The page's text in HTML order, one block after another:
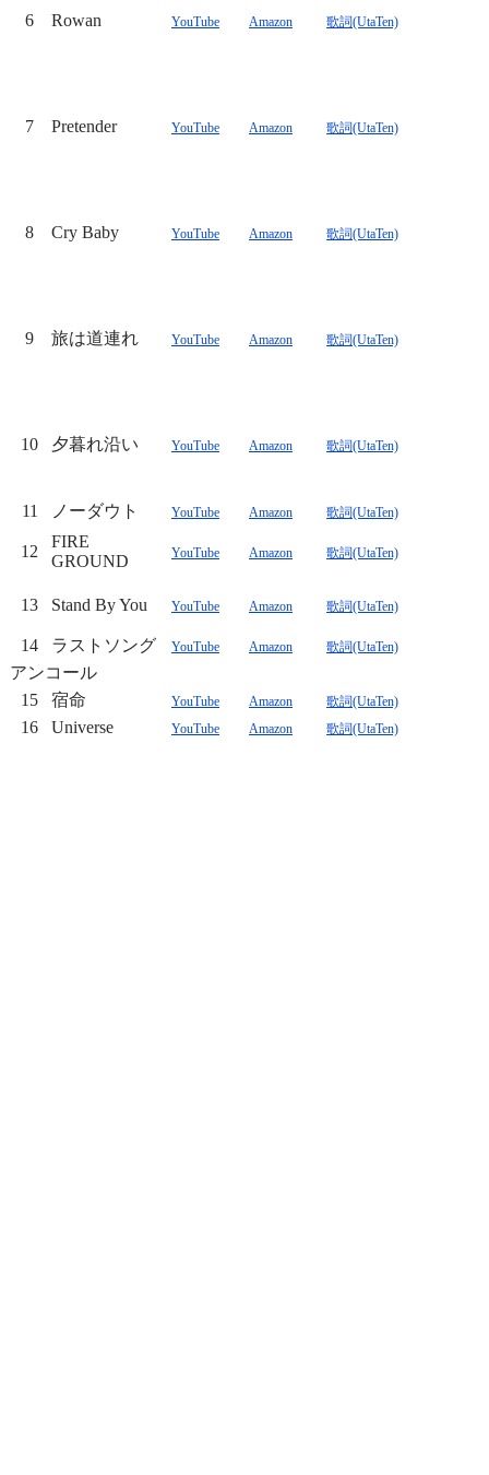
6 Rowan YouTube Amazon 歌詞(UtaTen)
7 Pretender YouTube Amazon 歌詞(UtaTen)
8 Cry Baby YouTube Amazon 歌詞(UtaTen)
9 旅は道連れ YouTube Amazon 歌詞(UtaTen)
10 夕暮れ沿い YouTube Amazon 歌詞(UtaTen)
11 ノーダウト YouTube Amazon 歌詞(UtaTen)
12
FIRE
GROUND
YouTube Amazon 歌詞(UtaTen)
13 Stand By You YouTube Amazon 歌詞(UtaTen)
14 ラストソング YouTube Amazon 歌詞(UtaTen)
アンコール
15
宿命 YouTube Amazon 歌詞(UtaTen)
16 Universe YouTube Amazon 歌詞(UtaTen)